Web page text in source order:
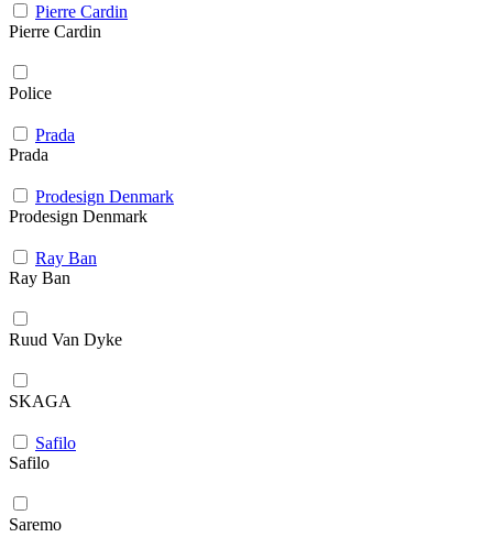
Pierre Cardin
Pierre Cardin
Police
Prada
Prada
Prodesign Denmark
Prodesign Denmark
Ray Ban
Ray Ban
Ruud Van Dyke
SKAGA
Safilo
Safilo
Saremo